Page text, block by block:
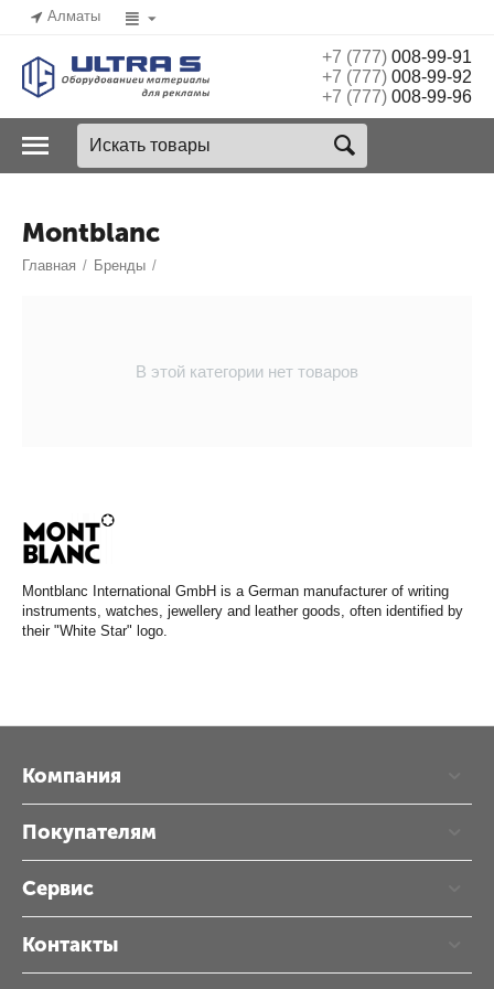
Алматы
+7 (777)008-99-91
+7 (777)008-99-92
+7 (777)008-99-96
Montblanc
Главная / Бренды /
Montblanc International GmbH is a German manufacturer of writing
instruments, watches, jewellery and leather goods, often identified by
their "White Star" logo.
В этой категории нет товаров
Компания
Покупателям
Сервис
Контакты